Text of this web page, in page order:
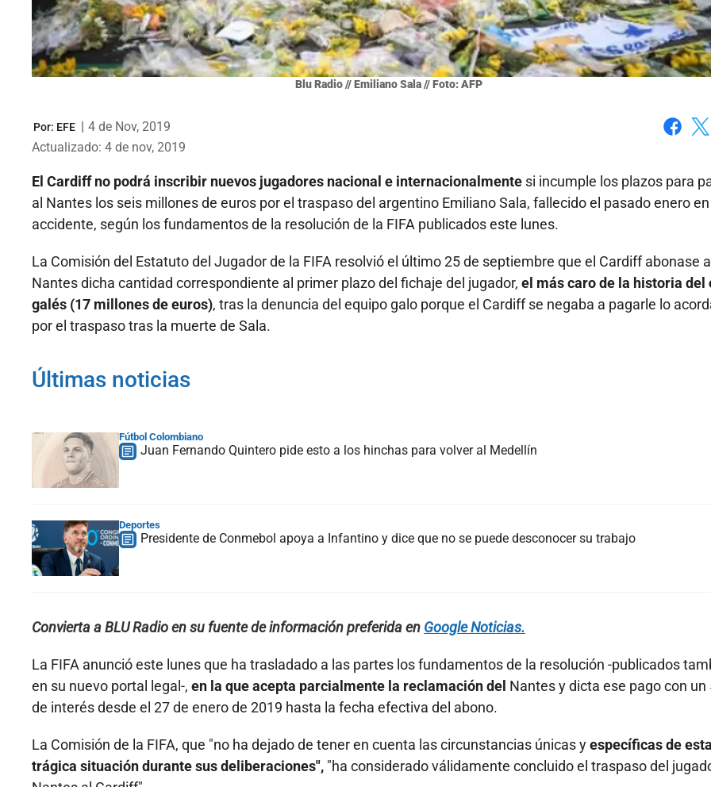
Blu Radio // Emiliano Sala // Foto: AFP
Por: EFE | 4 de Nov, 2019
Actualizado: 4 de nov, 2019
El Cardiff no podrá inscribir nuevos jugadores nacional e internacionalmente si incumple los plazos para
al Nantes los seis millones de euros por el traspaso del argentino Emiliano Sala, fallecido el pasado enero
accidente, según los fundamentos de la resolución de la FIFA publicados este lunes.
La Comisión del Estatuto del Jugador de la FIFA resolvió el último 25 de septiembre que el Cardiff abonase al
Nantes dicha cantidad correspondiente al primer plazo del fichaje del jugador, el más caro de la historia del
galés (17 millones de euros), tras la denuncia del equipo galo porque el Cardiff se negaba a pagarle lo
por el traspaso tras la muerte de Sala.
Últimas noticias
Fútbol Colombiano
Juan Fernando Quintero pide esto a los hinchas para volver al Medellín
Deportes
Presidente de Conmebol apoya a Infantino y dice que no se puede desconocer su trabajo
Convierta a BLU Radio en su fuente de información preferida en Google Noticias.
La FIFA anunció este lunes que ha trasladado a las partes los fundamentos de la resolución -publicados
en su nuevo portal legal-, en la que acepta parcialmente la reclamación del Nantes y dicta ese pago con un
de interés desde el 27 de enero de 2019 hasta la fecha efectiva del abono.
La Comisión de la FIFA, que "no ha dejado de tener en cuenta las circunstancias únicas yespecíficas de esta
trágica situación durante sus deliberaciones", "ha considerado válidamente concluido el traspaso del